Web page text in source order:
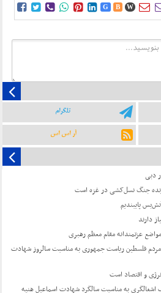
      G B W 
تلگرام
آر اس اس
دبی
پایبندیم
عزتمندانه مقام معظم رهبری
مردم فلسطین ریاست جمهوری به مناسبت سالروز شهادت
و اقتصاد است
اشغالگری به مناسبت سالگرد شهادت اسماعیل هنیه